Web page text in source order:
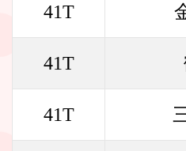
41T
41T
41T